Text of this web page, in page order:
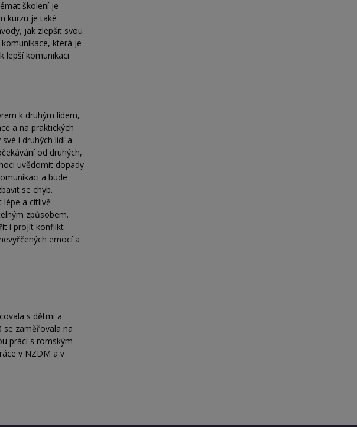
školení je
kurzu je také
jak zlepšit svou
která je
lepší komunikaci
k druhým lidem,
a na praktických
i druhých lidí a
od druhých,
uvědomit dopady
a bude
se chyb.
a citlivě
způsobem.
i projít konflikt
emocí a
s dětmi a
se zaměřovala na
práci s romským
v NZDM a v